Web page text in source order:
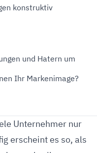
konstruktiv
und Hatern um
Ihr Markenimage?
Unternehmer nur
erscheint es so, als